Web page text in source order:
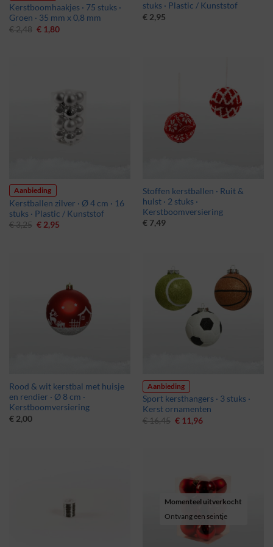
Kerstboomhaakjes · 75 stuks ·
Groen · 35 mm x 0,8 mm
€2,48 Oorspronkelijke
prijs
€1,80Huidige
stuks · Plastic / Kunststof
€2,95
Aanbieding
Kerstballen zilver · Ø 4 cm · 16
stuks · Plastic / Kunststof
€3,25 Oorspronkelijke
prijs
€2,95Huidige
Stoffen kerstballen · Ruit &
hulst · 2 stuks ·
Kerstboomversiering
€7,49
Rood & wit kerstbal met huisje
en rendier · Ø 8 cm ·
Kerstboomversiering
€2,00
Aanbieding
Sport kersthangers · 3 stuks ·
Kerst ornamenten
€16,45 Oorspronkelijke
€11,96Huidige
Momenteel uitverkocht
Ontvang een seintje